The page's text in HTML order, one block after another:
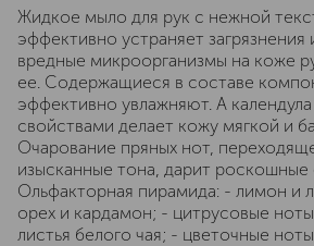
Жидкое мыло для рук с нежной
эффективно устраняет загрязнения
вредные микроорганизмы на коже
ее. Содержащиеся в составе
эффективно увлажняют. А
свойствами делает кожу мягкой и
Очарование пряных нот,
изысканные тона, дарит
Ольфакторная пирамида: - лимон и
орех и кардамон; - цитрусовые
листья белого чая; - цветочные